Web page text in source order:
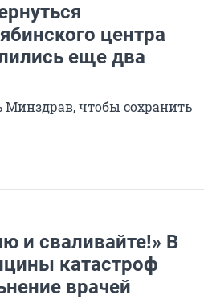
центра
еще два
чтобы сохранить
и сваливайте!» В
катастроф
врачей